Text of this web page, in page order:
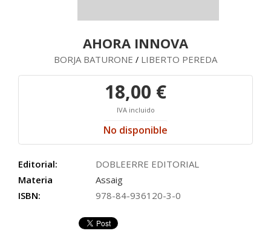
AHORA INNOVA
BORJA BATURONE / LIBERTO PEREDA
18,00 €
IVA incluido
No disponible
Editorial:
DOBLEERRE EDITORIAL
Materia
Assaig
ISBN:
978-84-936120-3-0